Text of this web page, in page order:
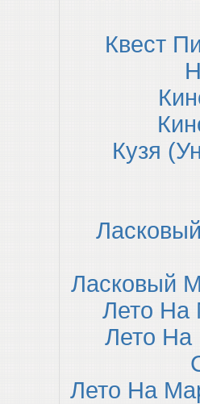
Квест
Кузя
Ласковый
Лето На
Лето
Лето На